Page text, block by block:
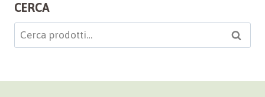
CERCA
Cerca: Cerca